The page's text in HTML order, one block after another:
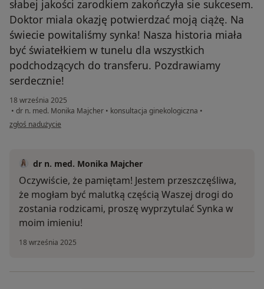
słabej jakości zarodkiem zakończyła sie sukcesem.
Doktor miala okazję potwierdzać moją ciążę. Na
świecie powitaliśmy synka! Nasza historia miała
być światełkiem w tunelu dla wszystkich
podchodzących do transferu. Pozdrawiamy
serdecznie!
18 września 2025
• dr n. med. Monika Majcher • konsultacja ginekologiczna •
w opinii użytkownika A&M
zgłoś nadużycie
dr n. med. Monika Majcher
Oczywiście, że pamiętam! Jestem przeszczęśliwa,
że mogłam być malutką częścią Waszej drogi do
zostania rodzicami, proszę wyprzytulać Synka w
moim imieniu!
18 września 2025